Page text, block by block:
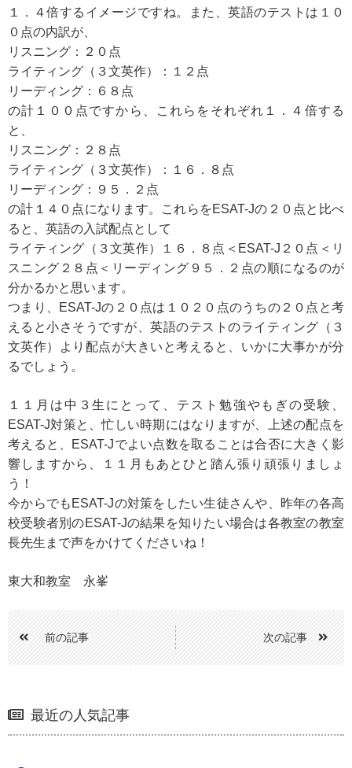
１．４倍するイメージですね。また、英語のテストは１０
０点の内訳が、
リスニング：２０点
ライティング（３文英作）：１２点
リーディング：６８点
の計１００点ですから、これらをそれぞれ１．４倍する
と、
リスニング：２８点
ライティング（３文英作）：１６．８点
リーディング：９５．２点
の計１４０点になります。これらをESAT-Jの２０点と比べ
ると、英語の入試配点として
ライティング（３文英作）１６．８点＜ESAT-J２０点＜リ
スニング２８点＜リーディング９５．２点の順になるのが
分かるかと思います。
つまり、ESAT-Jの２０点は１０２０点のうちの２０点と考
えると小さそうですが、英語のテストのライティング（３
文英作）より配点が大きいと考えると、いかに大事かが分
るでしょう。
１１月は中３生にとって、テスト勉強やもぎの受験、
ESAT-J対策と、忙しい時期にはなりますが、上述の配点を
考えると、ESAT-Jでよい点数を取ることは合否に大きく影
響しますから、１１月もあとひと踏ん張り頑張りましょ
う！
今からでもESAT-Jの対策をしたい生徒さんや、昨年の各高
校受験者別のESAT-Jの結果を知りたい場合は各教室の教室
長先生まで声をかけてくださいね！
東大和教室 永峯
前の記事 次の記事
最近の人気記事